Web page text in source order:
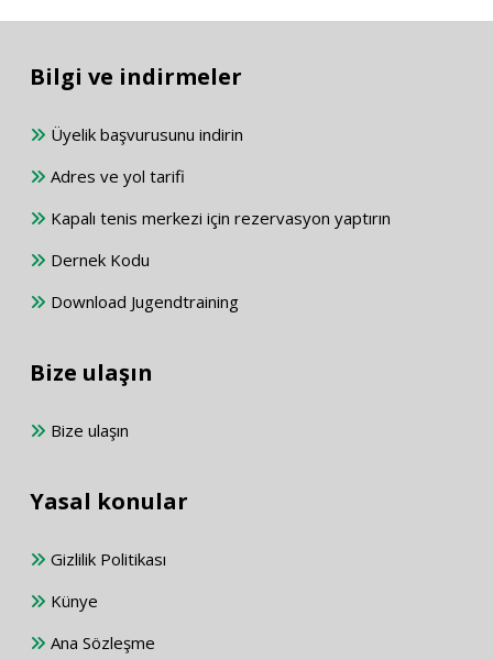
Bilgi ve indirmeler
Üyelik başvurusunu indirin
Adres ve yol tarifi
Kapalı tenis merkezi için rezervasyon yaptırın
Dernek Kodu
Download Jugendtraining
Bize ulaşın
Bize ulaşın
Yasal konular
Gizlilik Politikası
Künye
Ana Sözleşme